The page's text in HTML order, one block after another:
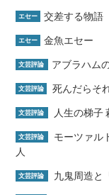
エセー 交差する物
エセー 金魚エセー
文芸評論 アブラハム
文芸評論 死んだらそ
文芸評論 人生の梯子
文芸評論
モーツァル
人
文芸評論
九鬼周造と